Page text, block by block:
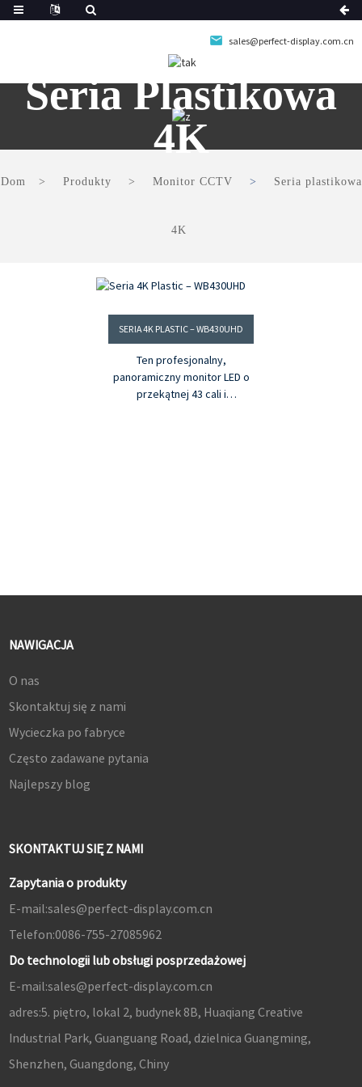
sales@perfect-display.com.cn
Seria Plastikowa
4K
Dom Produkty Monitor CCTV Seria plastikowa
4K
SERIA 4K PLASTIC – WB430UHD
Ten profesjonalny,
panoramiczny monitor LED o
przekątnej 43 cali i
niezawodność przez cały
NAWIGACJA
O nas
Skontaktuj się z nami
Wycieczka po fabryce
Często zadawane pytania
Najlepszy blog
SKONTAKTUJ SIĘ Z NAMI
Zapytania o produkty
E-mail:sales@perfect-display.com.cn
Telefon:0086-755-27085962
Do technologii lub obsługi posprzedażowej
E-mail:sales@perfect-display.com.cn
adres:5. piętro, lokal 2, budynek 8B, Huaqiang Creative
Industrial Park, Guanguang Road, dzielnica Guangming,
Shenzhen, Guangdong, Chiny